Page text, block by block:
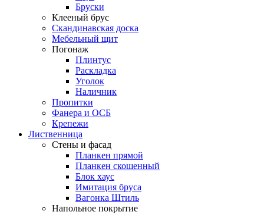
Бруски
Клееный брус
Скандинавская доска
Мебельный щит
Погонаж
Плинтус
Раскладка
Уголок
Наличник
Пропитки
Фанера и ОСБ
Крепежи
Лиственница
Стены и фасад
Планкен прямой
Планкен скошенный
Блок хаус
Имитация бруса
Вагонка Штиль
Напольное покрытие